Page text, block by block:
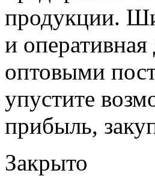
продукции.
и оперативная
оптовыми
упустите
прибыль,
Закрыто